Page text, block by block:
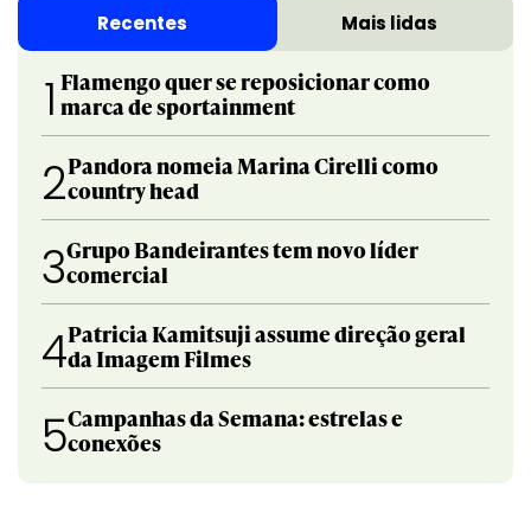
Recentes Mais lidas
1 Flamengo quer se reposicionar como
marca de sportainment
2Pandora nomeia Marina Cirelli como
country head
3Grupo Bandeirantes tem novo líder
comercial
4Patricia Kamitsuji assume direção geral
da Imagem Filmes
5Campanhas da Semana: estrelas e
conexões